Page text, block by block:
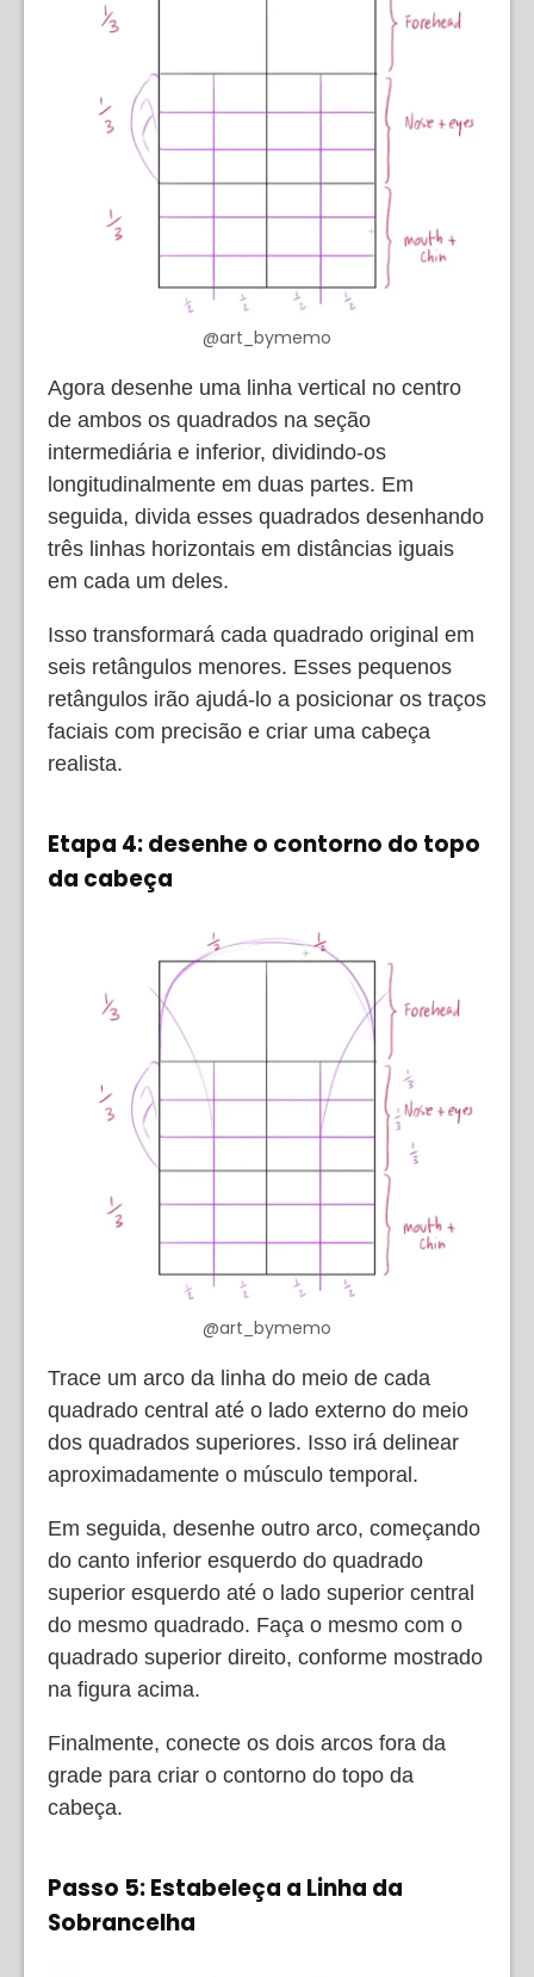
@art_bymemo
Agora desenhe uma linha vertical no centro
de ambos os quadrados na seção
intermediária e inferior, dividindo-os
longitudinalmente em duas partes. Em
seguida, divida esses quadrados desenhando
três linhas horizontais em distâncias iguais
em cada um deles.
Isso transformará cada quadrado original em
seis retângulos menores. Esses pequenos
retângulos irão ajudá-lo a posicionar os traços
faciais com precisão e criar uma cabeça
realista.
Etapa 4: desenhe o contorno do topo
da cabeça
@art_bymemo
Trace um arco da linha do meio de cada
quadrado central até o lado externo do meio
dos quadrados superiores. Isso irá delinear
aproximadamente o músculo temporal.
Em seguida, desenhe outro arco, começando
do canto inferior esquerdo do quadrado
superior esquerdo até o lado superior central
do mesmo quadrado. Faça o mesmo com o
quadrado superior direito, conforme mostrado
na figura acima.
Finalmente, conecte os dois arcos fora da
grade para criar o contorno do topo da
cabeça.
Passo 5: Estabeleça a Linha da
Sobrancelha